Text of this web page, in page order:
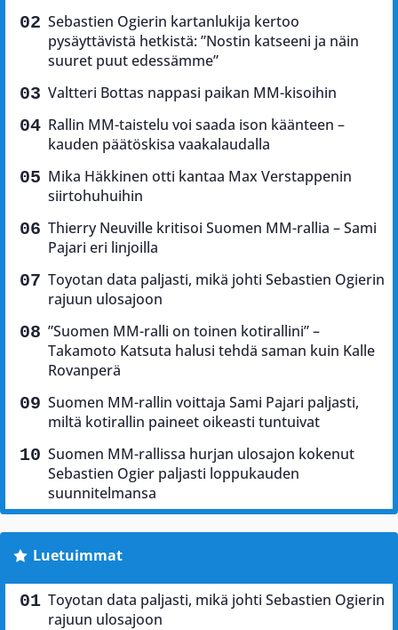
Sebastien Ogierin kartanlukija kertoo
pysäyttävistä hetkistä: ”Nostin katseeni ja näin
suuret puut edessämme”
Valtteri Bottas nappasi paikan MM-kisoihin
Rallin MM-taistelu voi saada ison käänteen –
kauden päätöskisa vaakalaudalla
Mika Häkkinen otti kantaa Max Verstappenin
siirtohuhuihin
Thierry Neuville kritisoi Suomen MM-rallia – Sami
Pajari eri linjoilla
Toyotan data paljasti, mikä johti Sebastien Ogierin
rajuun ulosajoon
”Suomen MM-ralli on toinen kotirallini” –
Takamoto Katsuta halusi tehdä saman kuin Kalle
Rovanperä
Suomen MM-rallin voittaja Sami Pajari paljasti,
miltä kotirallin paineet oikeasti tuntuivat
Suomen MM-rallissa hurjan ulosajon kokenut
Sebastien Ogier paljasti loppukauden
suunnitelmansa
Luetuimmat
Toyotan data paljasti, mikä johti Sebastien Ogierin
rajuun ulosajoon